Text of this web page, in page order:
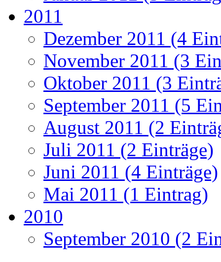
2011
Dezember 2011 (4
November 2011 (3
Oktober 2011 (3
September 2011 (5
August 2011 (2
Juli 2011 (2 Einträge)
Juni 2011 (4 Einträge)
Mai 2011 (1 Eintrag)
2010
September 2010 (2